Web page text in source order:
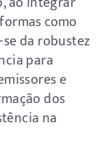
como
da robustez
para
e
dos
na